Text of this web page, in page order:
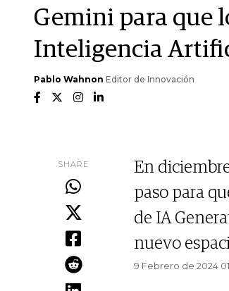
Gemini para que
Inteligencia
Pablo Wahnon Editor de Innovación
SHARE
En
paso para
de IA
nuevo
9 Febrero de 2024